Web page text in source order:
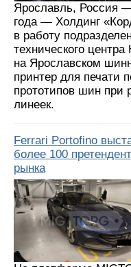
Ярославль, Россия
года — Холдинг
в работу
технического
на Ярославском
принтер для печати
прототипов шин при
линеек.
Ferrari Portofino
более 100
рынка